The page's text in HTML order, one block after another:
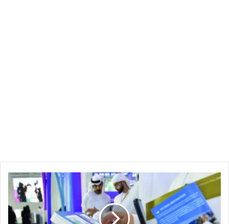
«نافس»
و«لينكد
إن»
الأكثر
استخداماً